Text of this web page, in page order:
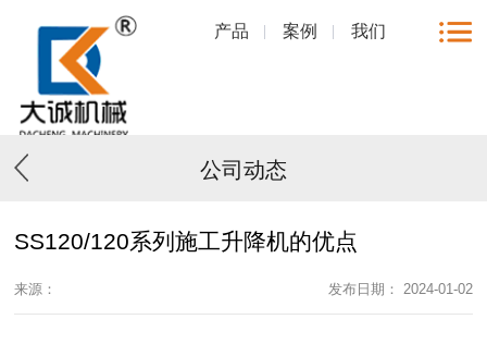
产品 案例 我们
公司动态
SS120/120系列施工升降机的优点
来源： 发布日期： 2024-01-02